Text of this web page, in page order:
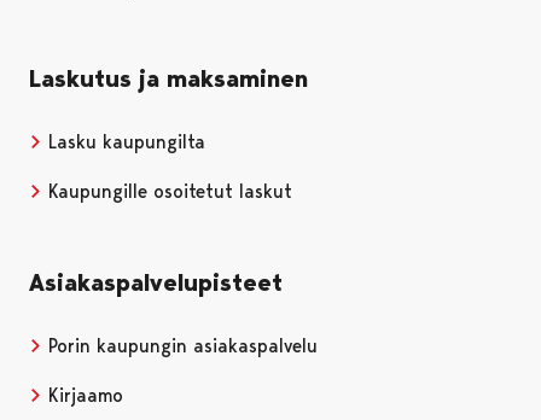
Laskutus ja maksaminen
Lasku kaupungilta
Kaupungille osoitetut laskut
Asiakaspalvelupisteet
Porin kaupungin asiakaspalvelu
Kirjaamo